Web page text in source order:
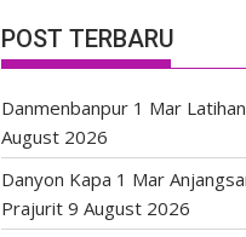
POST TERBARU
Danmenbanpur 1 Mar
August 2026
Danyon Kapa 1 Mar
Prajurit 9 August 2026